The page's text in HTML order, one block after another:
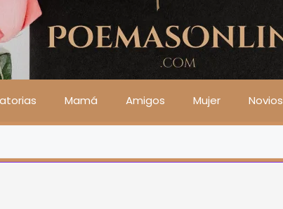
Mamá Amigos Mujer Novios